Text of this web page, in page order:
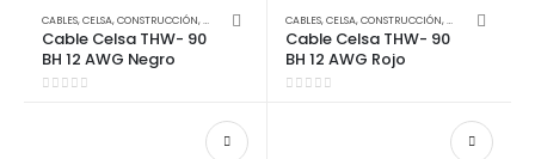
CABLES,CELSA,CONSTRUCCIÓN,ELECTRICIDAD
Cable Celsa THW- 90
BH 12 AWG Negro
CABLES,CELSA,CONSTRUCCIÓN,ELECTRICIDAD
Cable Celsa THW- 90
BH 12 AWG Rojo